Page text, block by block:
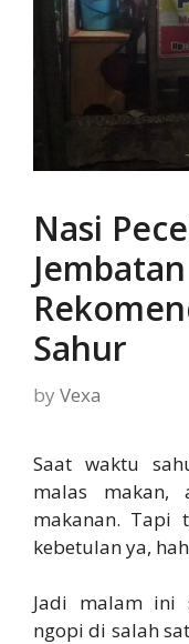
Nasi
Sahur
by Vexa
Saat waktu
malas makan,
makanan. Tapi
kebetulan ya,
Jadi malam ini
ngopi di salah